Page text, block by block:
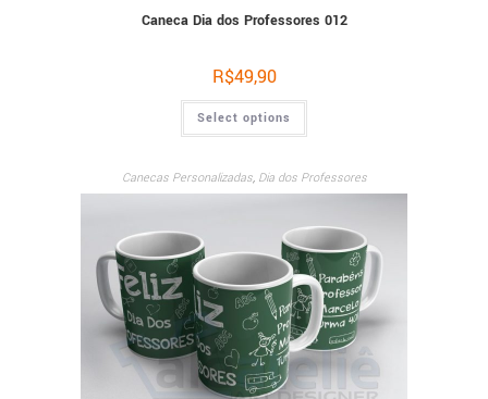
Caneca Dia dos Professores 012
R$49,90
Select options
Canecas Personalizadas, Dia dos Professores